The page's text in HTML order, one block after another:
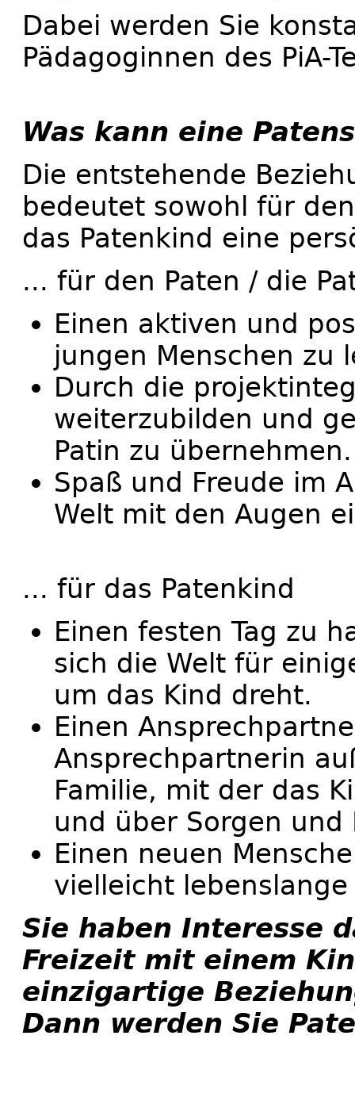
Dabei werden Sie
Pädagoginnen des PiA-
Was kann eine
Die entstehende
bedeutet sowohl für
das Patenkind eine
... für den Paten / die
Einen aktiven und
jungen Menschen zu
Durch die
weiterzubilden und
Patin zu übernehmen.
Spaß und Freude im
Welt mit den Augen
... für das Patenkind
Einen festen Tag zu
sich die Welt für
um das Kind dreht.
Einen
Ansprechpartnerin
Familie, mit der das
und über Sorgen und
Einen neuen
vielleicht
Sie haben Interesse
Freizeit mit einem
einzigartige
Dann werden Sie